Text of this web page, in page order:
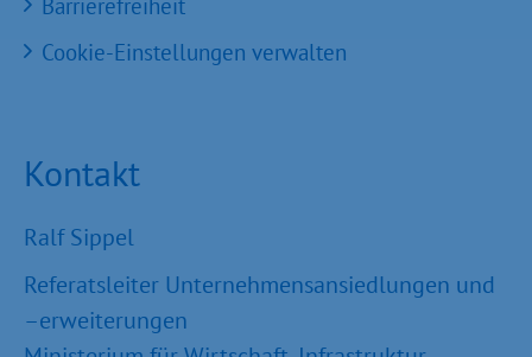
Barrierefreiheit
Cookie-Einstellungen verwalten
Kontakt
Ralf Sippel
Referatsleiter Unternehmensansiedlungen und
–erweiterungen